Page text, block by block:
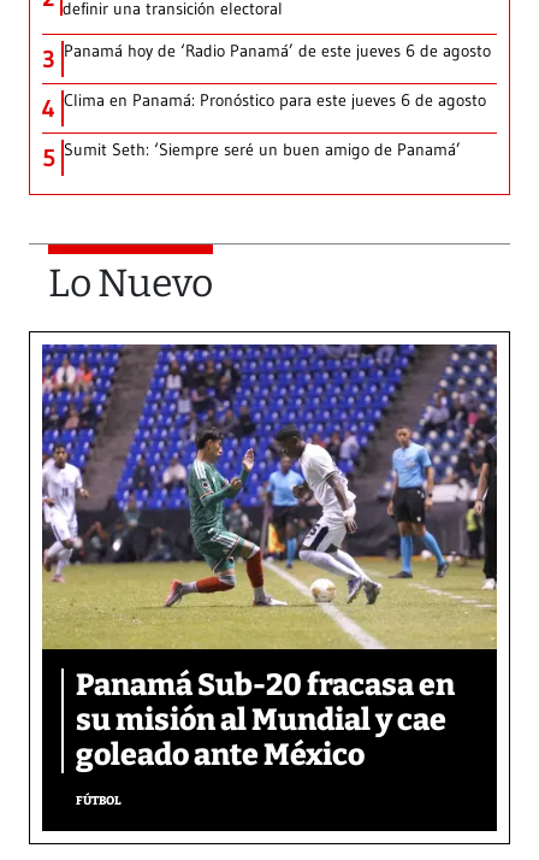
definir una transición electoral
3 Panamá hoy de ‘Radio Panamá’ de este jueves 6 de agosto
4 Clima en Panamá: Pronóstico para este jueves 6 de agosto
5 Sumit Seth: ‘Siempre seré un buen amigo de Panamá’
Lo Nuevo
Panamá Sub-20 fracasa en
su misión al Mundial y cae
goleado ante México
FÚTBOL